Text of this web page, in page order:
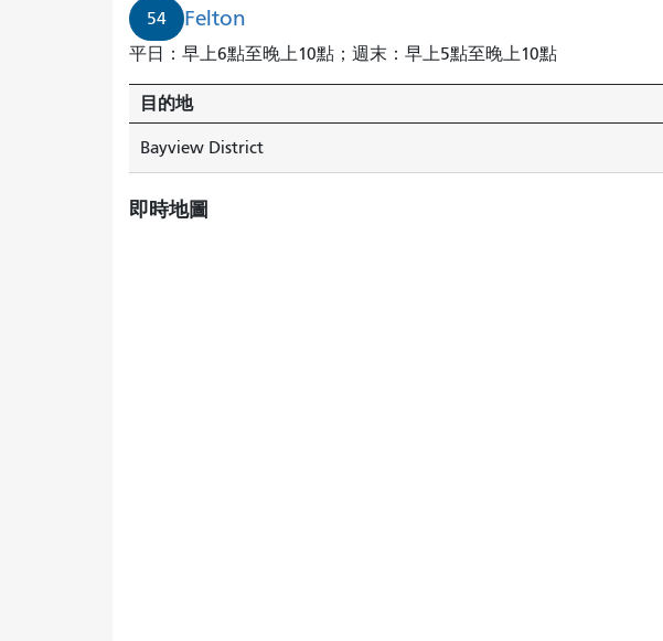
54 Felton
平日：早上6點至晚上10點；週末：早上5點至晚上10點
目的地
Bayview District
即時地圖